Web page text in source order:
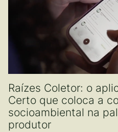
Raízes Coletor: o
Certo que coloca a
socioambiental na
produtor